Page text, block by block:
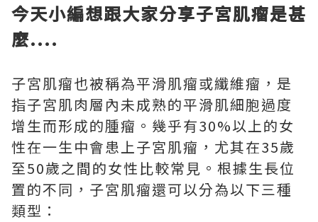
今天小編想跟大家分享子宮肌瘤是甚
麼....
子宮肌瘤也被稱為平滑肌瘤或纖維瘤，是
指子宮肌肉層內未成熟的平滑肌細胞過度
增生而形成的腫瘤。幾乎有30%以上的女
性在一生中會患上子宮肌瘤，尤其在35歲
至50歲之間的女性比較常見。根據生長位
置的不同，子宮肌瘤還可以分為以下三種
類型：